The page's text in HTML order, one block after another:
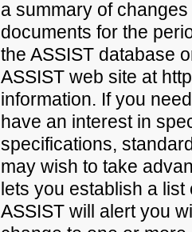
a summary of
documents for the
the ASSIST database
ASSIST web site at
information. If you
have an interest in
specifications,
may wish to take
lets you establish a
ASSIST will alert you